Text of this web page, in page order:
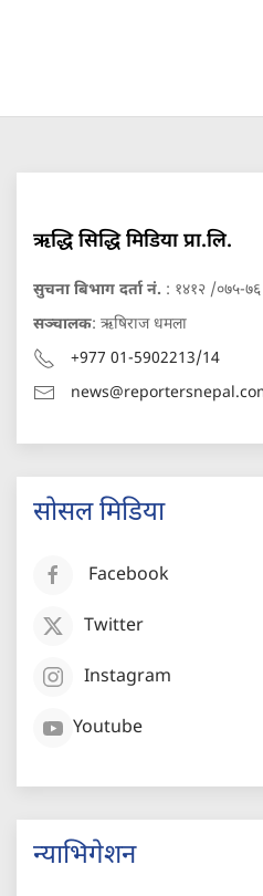
ऋद्धि सिद्धि मिडिया प्रा.लि.
सुचना बिभाग दर्ता नं. : १४१२ /०७५-७६
सञ्चालक: ऋषिराज धमला
+977 01-5902213/14
सोसल मिडिया
Facebook
Twitter
Instagram
Youtube
न्याभिगेशन